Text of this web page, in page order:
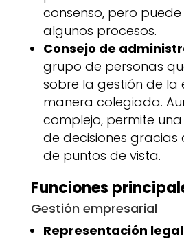
consenso, pero
algunos procesos.
Consejo de
grupo de personas
sobre la gestión de la
manera colegiada.
complejo, permite
de decisiones gracias
de puntos de vista.
Funciones
Gestión empresarial
Representación